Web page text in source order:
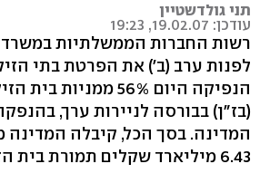
תני גולדשטיין
עודכן: 19.02.07, 19:23
רשות החברות הממשלתיות
לפנות ערב (ב') את הפרטת בתי
הנפיקה היום 56%
(בז"ן) בבורסה לניירות ערך,
המדינה. בסך הכל, קיבלה המדינה
6.43 מיליארד שקלים תמורת בית הזיקוק של חיפה.